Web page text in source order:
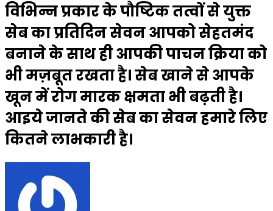
विभिन्न प्रकार के पौष्टिक तत्वों से युक्त
सेब का प्रतिदिन सेवन आपको सेहतमंद
बनाने के साथ ही आपकी पाचन क्रिया को
भी मज़बूत रखता है। सेब खाने से आपके
खून में रोग मारक क्षमता भी बढ़ती है।
आइये जानते की सेब का सेवन हमारे लिए
कितने लाभकारी है।